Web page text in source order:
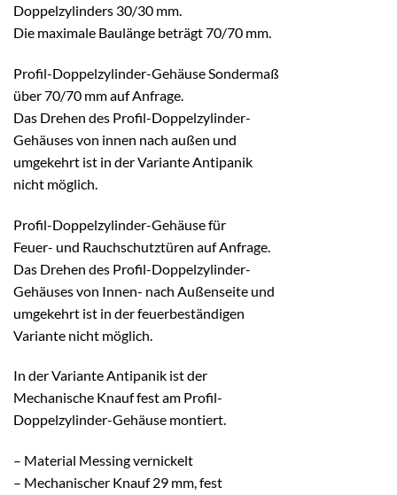
Doppelzylinders 30/30 mm.
Die maximale Baulänge beträgt 70/70 mm.
Profil-Doppelzylinder-Gehäuse Sondermaß
über 70/70 mm auf Anfrage.
Das Drehen des Profil-Doppelzylinder-
Gehäuses von innen nach außen und
umgekehrt ist in der Variante Antipanik
nicht möglich.
Profil-Doppelzylinder-Gehäuse für
Feuer- und Rauchschutztüren auf Anfrage.
Das Drehen des Profil-Doppelzylinder-
Gehäuses von Innen- nach Außenseite und
umgekehrt ist in der feuerbeständigen
Variante nicht möglich.
In der Variante Antipanik ist der
Mechanische Knauf fest am Profil-
Doppelzylinder-Gehäuse montiert.
– Material Messing vernickelt
– Mechanischer Knauf 29 mm, fest